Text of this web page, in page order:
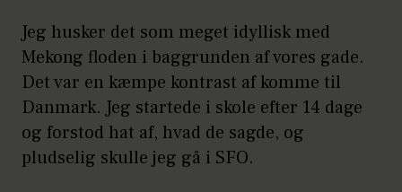
Jeg husker det som meget idyllisk med
Mekong floden i baggrunden af vores gade.
Det var en kæmpe kontrast af komme til
Danmark. Jeg startede i skole efter 14 dage
og forstod hat af, hvad de sagde, og
pludselig skulle jeg gå i SFO.